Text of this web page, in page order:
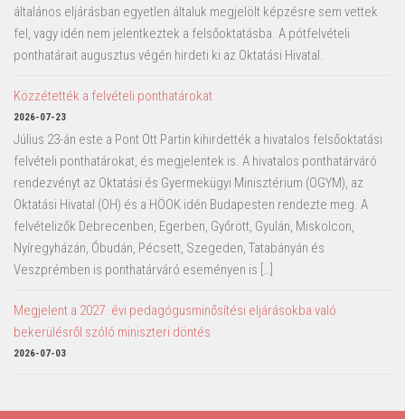
általános eljárásban egyetlen általuk megjelölt képzésre sem vettek
fel, vagy idén nem jelentkeztek a felsőoktatásba. A pótfelvételi
ponthatárait augusztus végén hirdeti ki az Oktatási Hivatal.
Közzétették a felvételi ponthatárokat
2026-07-23
Július 23-án este a Pont Ott Partin kihirdették a hivatalos felsőoktatási
felvételi ponthatárokat, és megjelentek is. A hivatalos ponthatárváró
rendezvényt az Oktatási és Gyermekügyi Minisztérium (OGYM), az
Oktatási Hivatal (OH) és a HÖOK idén Budapesten rendezte meg. A
felvételizők Debrecenben, Egerben, Győrött, Gyulán, Miskolcon,
Nyíregyházán, Óbudán, Pécsett, Szegeden, Tatabányán és
Veszprémben is ponthatárváró eseményen is […]
Megjelent a 2027. évi pedagógusminősítési eljárásokba való
bekerülésről szóló miniszteri döntés
2026-07-03